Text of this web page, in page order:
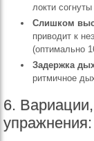
локти
Слишком
приводит к
(оптимально
Задержка
ритмичное
6. Вариации,